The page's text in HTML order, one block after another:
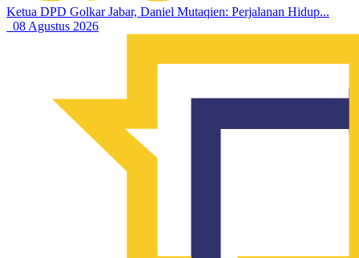
Ketua DPD Golkar Jabar, Daniel Mutaqien: Perjalanan Hidup...
08 Agustus 2026